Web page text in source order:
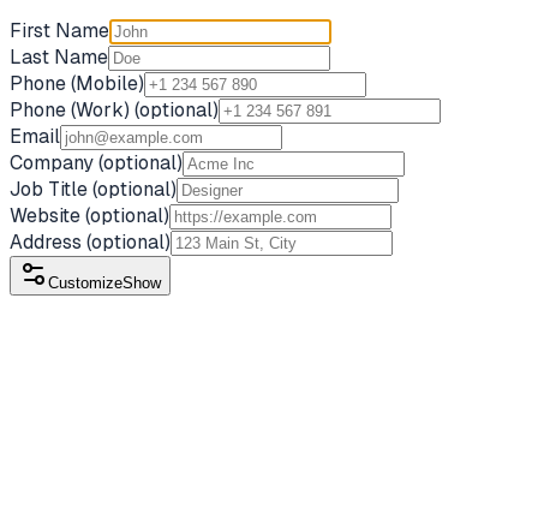
First Name
Last Name
Phone (Mobile)
Phone (Work) (optional)
Email
Company(optional)
Job Title(optional)
Website(optional)
Address (optional)
CustomizeShow